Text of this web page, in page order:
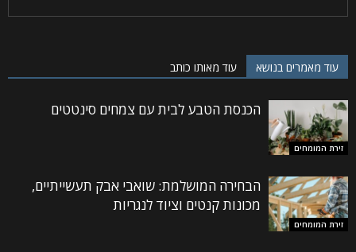
עוד מאמרים בנושא עוד מאותו כותב
זירת המומחים
הכנסת הטבע לבית עם צמחים סינטטים
זירת המומחים
הבחירה המושלמת: שואבי אבק תעשייתיים,
מכונות קנטים וציוד לנגריות